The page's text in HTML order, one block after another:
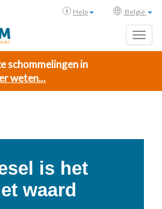
Help België
schommelingen in
weten...
is het
waard